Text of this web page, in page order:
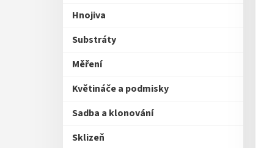
Hnojiva
Substráty
Měření
Květináče a podmisky
Sadba a klonování
Sklizeň